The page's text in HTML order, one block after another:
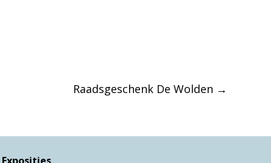
Raadsgeschenk De Wolden →